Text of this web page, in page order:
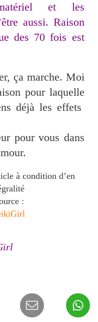
et les
aussi. Raison
des 70 fois est
ça marche. Moi
pour laquelle
déjà les effets
pour vous dans
à condition d’en
: